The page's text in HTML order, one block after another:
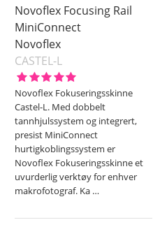
Novoflex Focusing Rail
MiniConnect
Novoflex
CASTEL-L
Novoflex Fokuseringsskinne
Castel-L. Med dobbelt
tannhjulssystem og integrert,
presist MiniConnect
hurtigkoblingssystem er
Novoflex Fokuseringsskinne et
uvurderlig verktøy for enhver
makrofotograf. Ka …